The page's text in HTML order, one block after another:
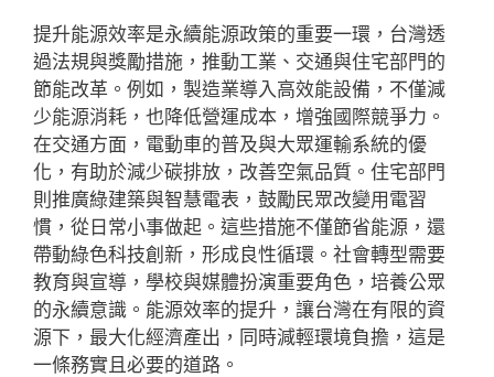
提升能源效率是永續能源政策的重要一環，台灣透
過法規與獎勵措施，推動工業、交通與住宅部門的
節能改革。例如，製造業導入高效能設備，不僅減
少能源消耗，也降低營運成本，增強國際競爭力。
在交通方面，電動車的普及與大眾運輸系統的優
化，有助於減少碳排放，改善空氣品質。住宅部門
則推廣綠建築與智慧電表，鼓勵民眾改變用電習
慣，從日常小事做起。這些措施不僅節省能源，還
帶動綠色科技創新，形成良性循環。社會轉型需要
教育與宣導，學校與媒體扮演重要角色，培養公眾
的永續意識。能源效率的提升，讓台灣在有限的資
源下，最大化經濟產出，同時減輕環境負擔，這是
一條務實且必要的道路。